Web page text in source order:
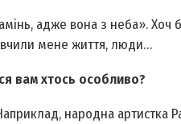
адже вона з неба». Хоч
мене життя, люди…
вам хтось особливо?
народна артистка